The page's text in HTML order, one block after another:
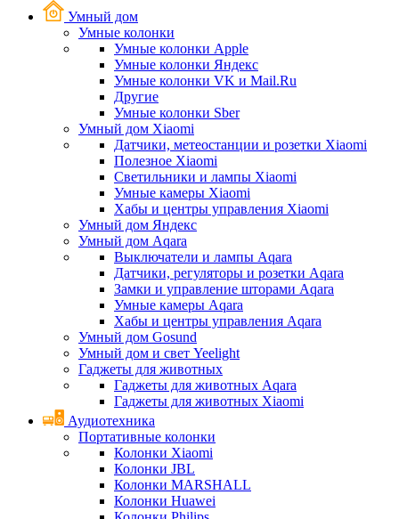
Умный дом
Умные колонки
Умные колонки Apple
Умные колонки Яндекс
Умные колонки VK и Mail.Ru
Другие
Умные колонки Sber
Умный дом Xiaomi
Датчики, метеостанции и розетки Xiaomi
Полезное Xiaomi
Светильники и лампы Xiaomi
Умные камеры Xiaomi
Хабы и центры управления Xiaomi
Умный дом Яндекс
Умный дом Aqara
Выключатели и лампы Aqara
Датчики, регуляторы и розетки Aqara
Замки и управление шторами Aqara
Умные камеры Aqara
Хабы и центры управления Aqara
Умный дом Gosund
Умный дом и свет Yeelight
Гаджеты для животных
Гаджеты для животных Aqara
Гаджеты для животных Xiaomi
Аудиотехника
Портативные колонки
Колонки Xiaomi
Колонки JBL
Колонки MARSHALL
Колонки Huawei